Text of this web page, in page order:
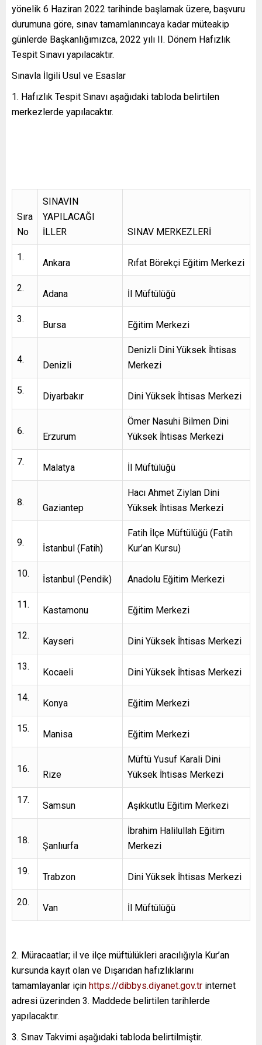
yönelik 6 Haziran 2022 tarihinde başlamak üzere, başvuru
durumuna göre, sınav tamamlanıncaya kadar müteakip
günlerde Başkanlığımızca, 2022 yılı II. Dönem Hafızlık
Tespit Sınavı yapılacaktır.
Sınavla İlgili Usul ve Esaslar
Hafızlık Tespit Sınavı aşağıdaki tabloda belirtilen
merkezlerde yapılacaktır.
Sıra
No
SINAVIN
YAPILACAĞI
İLLER
SINAV MERKEZLERİ
Ankara Rıfat Börekçi Eğitim Merkezi
Adana İl Müftülüğü
Bursa Eğitim Merkezi
Denizli
Denizli Dini Yüksek İhtisas
Merkezi
Diyarbakır Dini Yüksek İhtisas Merkezi
Erzurum
Ömer Nasuhi Bilmen Dini
Yüksek İhtisas Merkezi
Malatya İl Müftülüğü
Gaziantep
Hacı Ahmet Ziylan Dini
Yüksek İhtisas Merkezi
İstanbul (Fatih)
Fatih İlçe Müftülüğü (Fatih
Kur’an Kursu)
İstanbul (Pendik) Anadolu Eğitim Merkezi
Kastamonu Eğitim Merkezi
Kayseri Dini Yüksek İhtisas Merkezi
Kocaeli Dini Yüksek İhtisas Merkezi
Konya Eğitim Merkezi
Manisa Eğitim Merkezi
Rize
Müftü Yusuf Karali Dini
Yüksek İhtisas Merkezi
Samsun Aşıkkutlu Eğitim Merkezi
Şanlıurfa
İbrahim Halilullah Eğitim
Merkezi
Trabzon Dini Yüksek İhtisas Merkezi
Van İl Müftülüğü
Müracaatlar; il ve ilçe müftülükleri aracılığıyla Kur’an
kursunda kayıt olan ve Dışarıdan hafızlıklarını
tamamlayanlar için https://dibbys.diyanet.gov.tr internet
adresi üzerinden 3. Maddede belirtilen tarihlerde
yapılacaktır.
Sınav Takvimi aşağıdaki tabloda belirtilmiştir.